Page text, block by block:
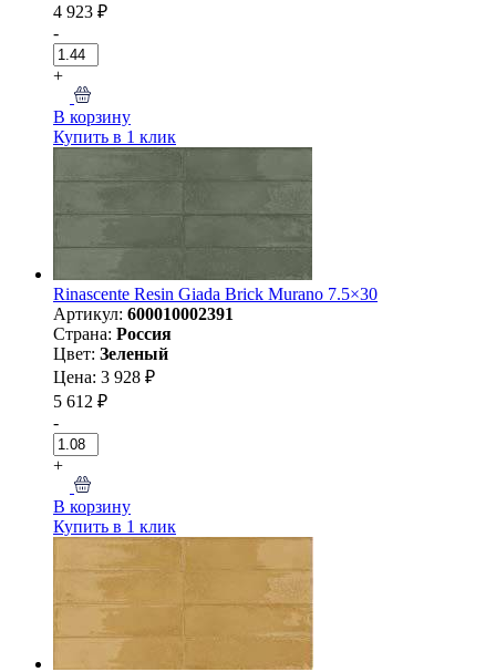
4 923 ₽
-
+
В корзину
Купить в 1 клик
Rinascente Resin Giada Brick Murano 7.5×30
Артикул: 600010002391
Страна: Россия
Цвет: Зеленый
Цена: 3 928 ₽
5 612 ₽
-
+
В корзину
Купить в 1 клик